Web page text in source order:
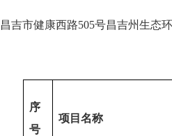
吉市健康西路505号昌吉州生态
序
号
项目名称